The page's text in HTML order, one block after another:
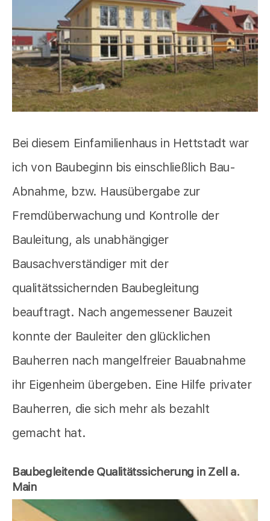
Bei diesem Einfamilienhaus in Hettstadt war
ich von Baubeginn bis einschließlich Bau-
Abnahme, bzw. Hausübergabe zur
Fremdüberwachung und Kontrolle der
Bauleitung, als unabhängiger
Bausachverständiger mit der
qualitätssichernden Baubegleitung
beauftragt. Nach angemessener Bauzeit
konnte der Bauleiter den glücklichen
Bauherren nach mangelfreier Bauabnahme
ihr Eigenheim übergeben. Eine Hilfe privater
Bauherren, die sich mehr als bezahlt
gemacht hat.
Baubegleitende Qualitätssicherung in Zell a.
Main